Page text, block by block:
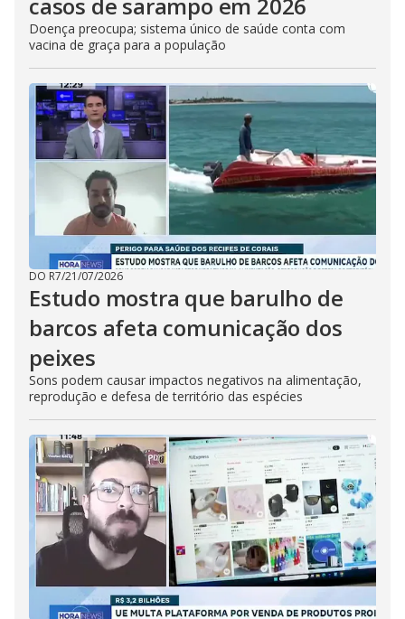
Doença preocupa; sistema único de saúde conta com
vacina de graça para a população
DO R7/21/07/2026
Estudo mostra que barulho de
barcos afeta comunicação dos
peixes
Sons podem causar impactos negativos na alimentação,
reprodução e defesa de território das espécies